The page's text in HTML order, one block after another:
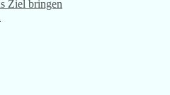
Ziel bringen